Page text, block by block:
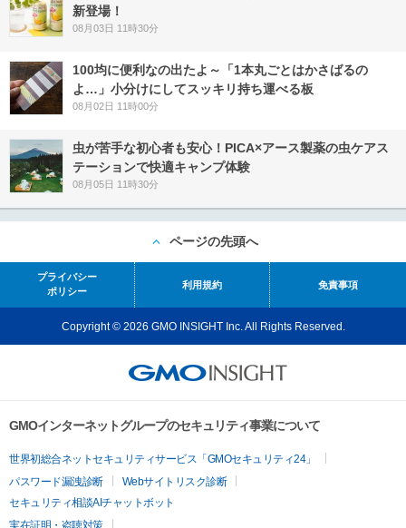
新登場！
08月03日 11時30分
100均に便利なの出たよ～「1本丸ごとはかさばるの
よ…」小分けにしてスッキリ持ち運べる板
08月02日 11時00分
虫が苦手な初心者も安心！PICA×アース製薬の虫ケアス
テーションで快適キャンプ体験
08月05日 11時30分
ページの先頭へ
プライバシー
ポリシー
利用規約 免責事項
Copyright © 2026 GMO INSIGHT Inc. All Rights Reserved.
GMOインターネットグループのセキュリティ事業について
世界初総合ネットセキュリティサービス「GMOセキュリティ24」
パスワード漏洩診断
Webサイトリスク診断
セキュリティ相談AIチャットボット
実在証明・盗聴対策